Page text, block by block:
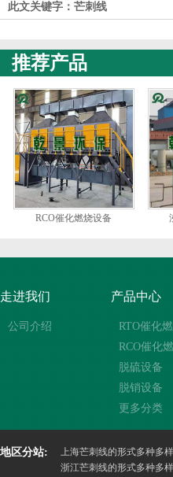
此文关键字：芒刺线
推荐产品
RCO催化燃烧设备
走进我们
公司介绍
产品中心
RTO催化
RCO催化
脱硫设备
脱销设备
更多分类
地区分站: 上海芒刺线的形式多种多样
浙江芒刺线的形式多种多样